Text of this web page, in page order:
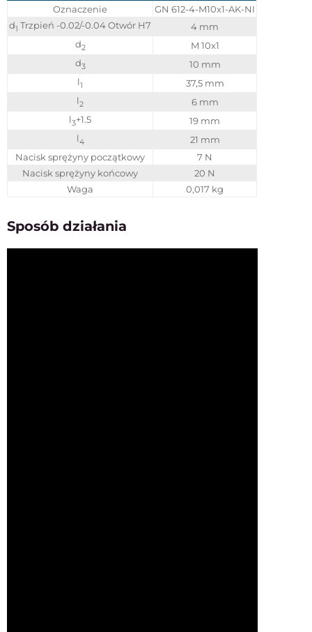
Oznaczenie
GN 612-4-M10x1-AK-NI
d1 Trzpień -0.02/-0.04 Otwór H7
4 mm
d2
M 10x1
d3
10 mm
l1
37,5 mm
l2
6 mm
l3+1.5
19 mm
l4
21 mm
Nacisk sprężyny początkowy
7 N
Nacisk sprężyny końcowy
20 N
Waga
0,017 kg
Sposób działania